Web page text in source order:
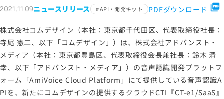
お問い合わせ
サイトマップ
サイトのご利用について
ソーシャルメディアポリシー
プライバシーポリシー
2021.11.09ニュースリリース API・開発キット PDFダウンロード picture_as_pdf
株式会社コムデザイン（本社：東京都千代田区、代表取締役社長：
寺尾 憲二、以下「コムデザイン」）は、株式会社アドバンスト・
メディア（本社：東京都豊島区、代表取締役会長兼社長：鈴木 清
幸、以下「アドバンスト・メディア」）の音声認識開発プラットフ
ォーム「AmiVoice Cloud Platform」にて提供している音声認識A
PIを、新たにコムデザインの提供するクラウドCTI『CT-e1/SaaS』